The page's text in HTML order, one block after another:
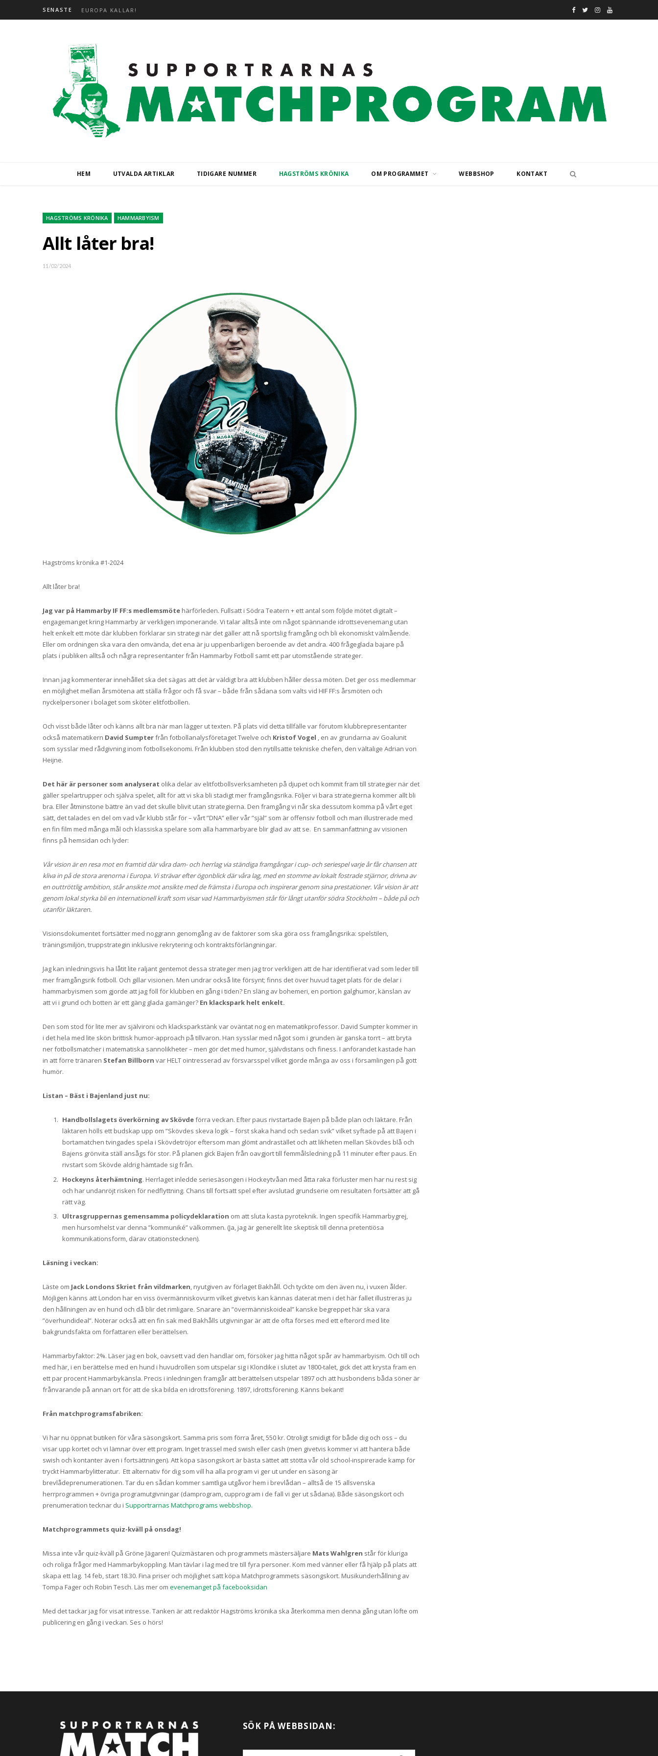
SENASTE EUROPA KALLAR! F
b
o
T
t
e
I
a
Y
HEM UTVALDA ARTIKLAR TIDIGARE NUMMER HAGSTRÖMS KRÖNIKA OM PROGRAMMET WEBBSHOP KONTAKT
HAGSTRÖMS KRÖNIKA HAMMARBYISM
Allt låter bra!
11/02/2024
Hagströms krönika #1-2024
Allt låter bra!
Jag var på Hammarby IF FF:s medlemsmöte härförleden. Fullsatt i Södra Teatern + ett antal som följde mötet digitalt –
engagemanget kring Hammarby är verkligen imponerande. Vi talar alltså inte om något spännande idrottsevenemang utan
helt enkelt ett möte där klubben förklarar sin strategi när det gäller att nå sportslig framgång och bli ekonomiskt välmående.
Eller om ordningen ska vara den omvända, det ena är ju uppenbarligen beroende av det andra. 400 frågeglada bajare på
plats i publiken alltså och några representanter från Hammarby Fotboll samt ett par utomstående strateger.
Innan jag kommenterar innehållet ska det sägas att det är väldigt bra att klubben håller dessa möten. Det ger oss medlemmar
en möjlighet mellan årsmötena att ställa frågor och få svar – både från sådana som valts vid HIF FF:s årsmöten och
nyckelpersoner i bolaget som sköter elitfotbollen.
Och visst både låter och känns allt bra när man lägger ut texten. På plats vid detta tillfälle var förutom klubbrepresentanter
också matematikern David Sumpterfrån fotbollanalysföretaget Twelve och Kristof Vogel , en av grundarna av Goalunit
som sysslar med rådgivning inom fotbollsekonomi. Från klubben stod den nytillsatte tekniske chefen, den vältalige Adrian von
Heijne.
Det här är personer som analyserat olika delar av elitfotbollsverksamheten på djupet och kommit fram till strategier när det
gäller spelartrupper och själva spelet, allt för att vi ska bli stadigt mer framgångsrika. Följer vi bara strategierna kommer allt bli
bra. Eller åtminstone bättre än vad det skulle blivit utan strategierna. Den framgång vi når ska dessutom komma på vårt eget
sätt, det talades en del om vad vår klubb står för – vårt ”DNA” eller vår ”själ” som är offensiv fotboll och man illustrerade med
en fin film med många mål och klassiska spelare som alla hammarbyare blir glad av att se. En sammanfattning av visionen
finns på hemsidan och lyder:
Vår vision är en resa mot en framtid där våra dam- och herrlag via ständiga framgångar i cup- och seriespel varje år får chansen att
kliva in på de stora arenorna i Europa. Vi strävar efter ögonblick där våra lag, med en stomme av lokalt fostrade stjärnor, drivna av
en outtröttlig ambition, står ansikte mot ansikte med de främsta i Europa och inspirerar genom sina prestationer. Vår vision är att
genom lokal styrka bli en internationell kraft som visar vad Hammarbyismen står för långt utanför södra Stockholm – både på och
utanför läktaren.
Visionsdokumentet fortsätter med noggrann genomgång av de faktorer som ska göra oss framgångsrika: spelstilen,
träningsmiljön, truppstrategin inklusive rekrytering och kontraktsförlängningar.
Jag kan inledningsvis ha låtit lite raljant gentemot dessa strateger men jag tror verkligen att de har identifierat vad som leder till
mer framgångsrik fotboll. Och gillar visionen. Men undrar också lite försynt; finns det över huvud taget plats för de delar i
hammarbyismen som gjorde att jag föll för klubben en gång i tiden? En släng av bohemeri, en portion galghumor, känslan av
att vi i grund och botten är ett gäng glada gamänger? En klackspark helt enkelt.
Den som stod för lite mer av självironi och klacksparkstänk var oväntat nog en matematikprofessor. David Sumpter kommer in
i det hela med lite skön brittisk humor-approach på tillvaron. Han sysslar med något som i grunden är ganska torrt – att bryta
ner fotbollsmatcher i matematiska sannolikheter – men gör det med humor, självdistans och finess. I anförandet kastade han
in att förre tränaren Stefan Billborn var HELT ointresserad av försvarsspel vilket gjorde många av oss i församlingen på gott
humör.
Listan – Bäst i Bajenland just nu:
Handbollslagets överkörning av Skövdeförra veckan. Efter paus rivstartade Bajen på både plan och läktare. Från
läktaren hölls ett budskap upp om ”Skövdes skeva logik – först skaka hand och sedan svik” vilket syftade på att Bajen i
bortamatchen tvingades spela i Skövdetröjor eftersom man glömt andrastället och att likheten mellan Skövdes blå och
Bajens grönvita ställ ansågs för stor. På planen gick Bajen från oavgjort till femmålsledning på 11 minuter efter paus. En
rivstart som Skövde aldrig hämtade sig från.
Hockeyns återhämtning. Herrlaget inledde seriesäsongen i Hockeytvåan med åtta raka förluster men har nu rest sig
och har undanröjt risken för nedflyttning. Chans till fortsatt spel efter avslutad grundserie om resultaten fortsätter att gå
rätt väg.
Ultrasgruppernas gemensamma policydeklaration om att sluta kasta pyroteknik. Ingen specifik Hammarbygrej,
men hursomhelst var denna ”kommuniké” välkommen. (Ja, jag är generellt lite skeptisk till denna pretentiösa
kommunikationsform, därav citationstecknen).
Läsning i veckan:
Läste om Jack Londons Skriet från vildmarken, nyutgiven av förlaget Bakhåll. Och tyckte om den även nu, i vuxen ålder.
Möjligen känns att London har en viss övermänniskovurm vilket givetvis kan kännas daterat men i det här fallet illustreras ju
den hållningen av en hund och då blir det rimligare. Snarare än ”övermänniskoideal” kanske begreppet här ska vara
”överhundideal”. Noterar också att en fin sak med Bakhålls utgivningar är att de ofta förses med ett efterord med lite
bakgrundsfakta om författaren eller berättelsen.
Hammarbyfaktor: 2%. Läser jag en bok, oavsett vad den handlar om, försöker jag hitta något spår av hammarbyism. Och till och
med här, i en berättelse med en hund i huvudrollen som utspelar sig i Klondike i slutet av 1800-talet, gick det att krysta fram en
ett par procent Hammarbykänsla. Precis i inledningen framgår att berättelsen utspelar 1897 och att husbondens båda söner är
frånvarande på annan ort för att de ska bilda en idrottsförening. 1897, idrottsförening. Känns bekant!
Från matchprogramsfabriken:
Vi har nu öppnat butiken för våra säsongskort. Samma pris som förra året, 550 kr. Otroligt smidigt för både dig och oss – du
visar upp kortet och vi lämnar över ett program. Inget trassel med swish eller cash (men givetvis kommer vi att hantera både
swish och kontanter även i fortsättningen). Att köpa säsongskort är bästa sättet att stötta vår old school-inspirerade kamp för
tryckt Hammarbylitteratur. Ett alternativ för dig som vill ha alla program vi ger ut under en säsong är
brevlådeprenumerationen. Tar du en sådan kommer samtliga utgåvor hem i brevlådan – alltså de 15 allsvenska
herrprogrammen + övriga programutgivningar (damprogram, cupprogram i de fall vi ger ut sådana). Både säsongskort och
prenumeration tecknar du i Supportrarnas Matchprograms webbshop.
Matchprogrammets quiz-kväll på onsdag!
Missa inte vår quiz-kväll på Gröne Jägaren! Quizmästaren och programmets mästersäljare Mats Wahlgren står för kluriga
och roliga frågor med Hammarbykoppling. Man tävlar i lag med tre till fyra personer. Kom med vänner eller få hjälp på plats att
skapa ett lag. 14 feb, start 18.30. Fina priser och möjlighet satt köpa Matchprogrammets säsongskort. Musikunderhållning av
Tompa Fager och Robin Tesch. Läs mer om evenemanget på facebooksidan
Med det tackar jag för visat intresse. Tanken är att redaktör Hagströms krönika ska återkomma men denna gång utan löfte om
publicering en gång i veckan. Ses o hörs!
SÖK PÅ WEBBSIDAN: